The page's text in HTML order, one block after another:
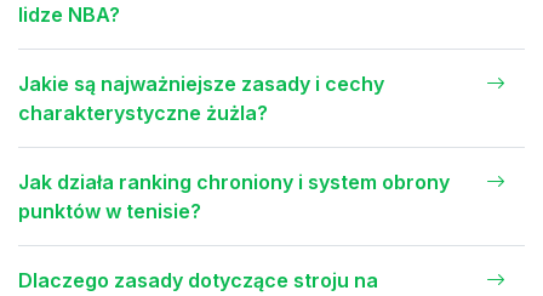
lidze NBA?
Jakie są najważniejsze zasady i cechy
charakterystyczne żużla?
Jak działa ranking chroniony i system obrony
punktów w tenisie?
Dlaczego zasady dotyczące stroju na